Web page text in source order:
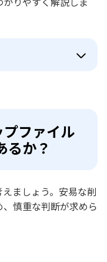
ファイル
るか？
ましょう。安易な削
慎重な判断が求めら